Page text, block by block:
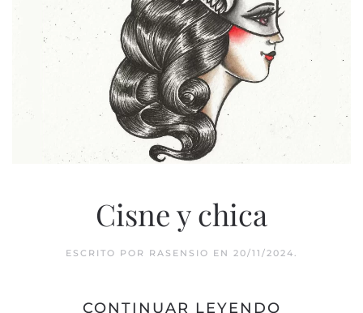
Cisne y chica
ESCRITO POR RASENSIO EN 20/11/2024.
CONTINUAR LEYENDO